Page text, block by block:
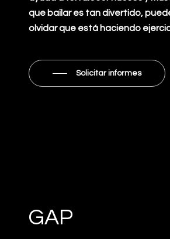
que bailar es tan divertido,
olvidar que está haciendo
Solicitar informes
GAP